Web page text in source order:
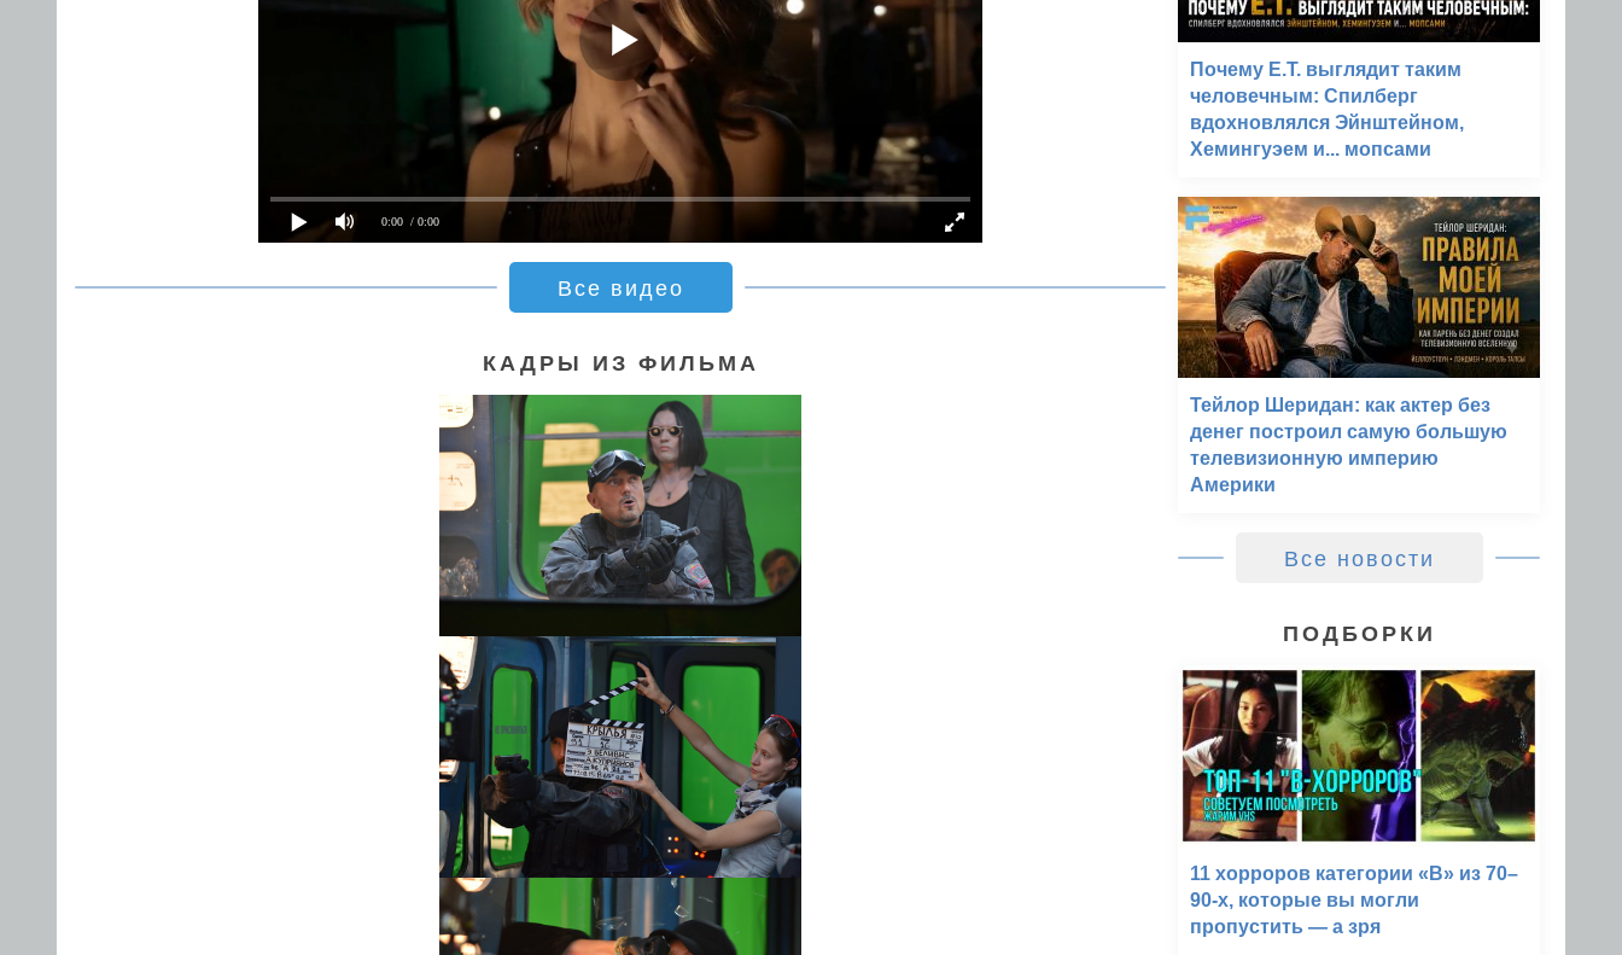
0:00 / 0:00
Все видео
КАДРЫ ИЗ ФИЛЬМА
Почему E.T. выглядит таким
человечным: Спилберг
вдохновлялся Эйнштейном,
Хемингуэем и... мопсами
Тейлор Шеридан: как актер без
денег построил самую большую
телевизионную империю
Америки
Все новости
ПОДБОРКИ
11 хорроров категории «B» из 70–
90-х, которые вы могли
пропустить — а зря